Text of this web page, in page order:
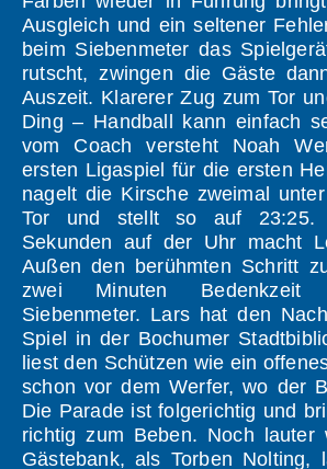
Ausgleich und ein seltener
beim Siebenmeter das
rutscht, zwingen die Gäste
Auszeit. Klarerer Zug zum Tor
Ding – Handball kann einfach
vom Coach versteht Noah
ersten Ligaspiel für die ersten
nagelt die Kirsche zweimal
Tor und stellt so auf 23:25.
Sekunden auf der Uhr macht
Außen den berühmten Schritt
zwei Minuten Bedenkzeit
Siebenmeter. Lars hat den
Spiel in der Bochumer
liest den Schützen wie ein
schon vor dem Werfer, wo der
Die Parade ist folgerichtig und
richtig zum Beben. Noch
Gästebank, als Torben Nolting,